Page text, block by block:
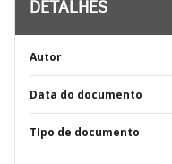
DETALHES
Autor
Data do documento
TIpo de documento